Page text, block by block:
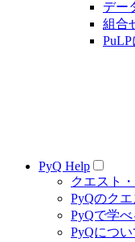
デー
組合
PyQ Help
クエスト
PyQのクエ
PyQで学
PyQにつ